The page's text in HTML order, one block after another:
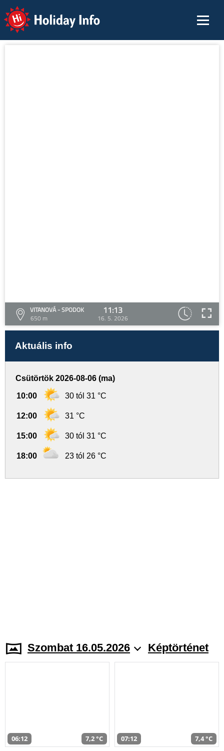
Holiday Info
VITANOVÁ - SPODOK
650 m
11:13
16. 5. 2026
Aktuális info
Csütörtök 2026-08-06 (ma)
10:00 30 tól 31 °C
12:00 31 °C
15:00 30 tól 31 °C
18:00 23 tól 26 °C
Szombat 16.05.2026 Képtörténet
06:12 7,2 °C 07:12 7,4 °C